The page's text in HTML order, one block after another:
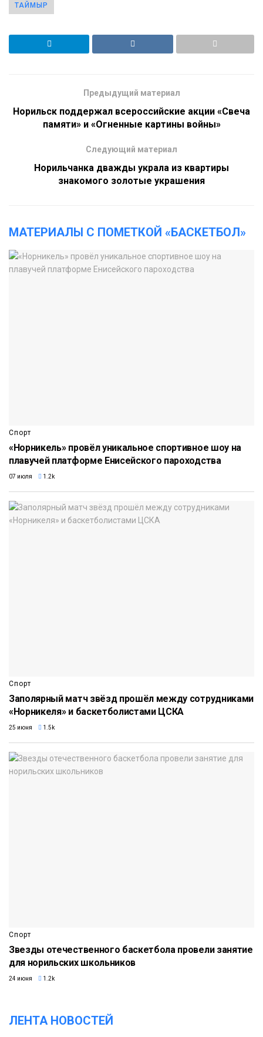
ТАЙМЫР
Предыдущий материал
Норильск поддержал всероссийские акции «Свеча
памяти» и «Огненные картины войны»
Следующий материал
Норильчанка дважды украла из квартиры
знакомого золотые украшения
МАТЕРИАЛЫ С ПОМЕТКОЙ «БАСКЕТБОЛ»
Спорт
«Норникель» провёл уникальное спортивное шоу на
плавучей платформе Енисейского пароходства
07 июля 1.2k
Спорт
Заполярный матч звёзд прошёл между сотрудниками
«Норникеля» и баскетболистами ЦСКА
25 июня 1.5k
Спорт
Звезды отечественного баскетбола провели занятие
для норильских школьников
24 июня 1.2k
ЛЕНТА НОВОСТЕЙ